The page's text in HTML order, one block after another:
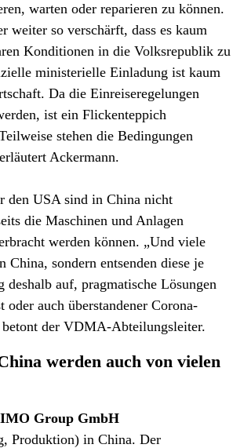
warten oder reparieren zu können.
weiter so verschärft, dass es kaum
Konditionen in die Volksrepublik zu
ministerielle Einladung ist kaum
Da die Einreiseregelungen
ist ein Flickenteppich
stehen die Bedingungen
Ackermann.
den USA sind in China nicht
die Maschinen und Anlagen
werden können. „Und viele
sondern entsenden diese je
auf, pragmatische Lösungen
auch überstandener Corona-
der VDMA-Abteilungsleiter.
werden auch von vielen
Group GmbH
Produktion) in China. Der